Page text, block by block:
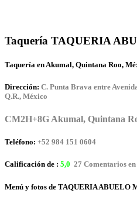
Taquería TAQUERIA
Taquería en Akumal, Quintana Roo,
Dirección: C. Punta Brava entre
Q.R., México
CM2H+8G Akumal, Quintana
Teléfono: +52 984 151 0604
Calificación de : 5,0 27 Comentarios
Menú y fotos de TAQUERIA ABUELO